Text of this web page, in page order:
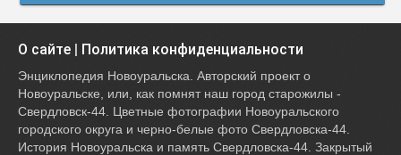
О сайте | Политика конфиденциальности
Энциклопедия Новоуральска. Авторский проект о
Новоуральске, или, как помнят наш город старожилы -
Свердловск-44. Цветные фотографии Новоуральского
городского округа и черно-белые фото Свердловска-44.
История Новоуральска и память Свердловска-44. Закрытый